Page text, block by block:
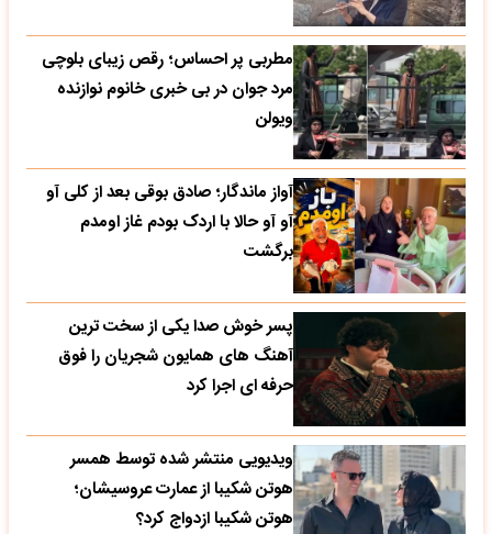
مطربی پر احساس؛ رقص زیبای بلوچی
مرد جوان در بی خبری خانوم نوازنده
ویولن
آواز ماندگار؛ صادق بوقی بعد از کلی آو
آو آو حالا با اردک بودم غاز اومدم
برگشت
پسر خوش صدا یکی از سخت ترین
آهنگ های همایون شجریان را فوق
حرفه ای اجرا کرد
ویدیویی منتشر شده توسط همسر
هوتن شکیبا از عمارت عروسیشان؛
هوتن شکیبا ازدواج کرد؟